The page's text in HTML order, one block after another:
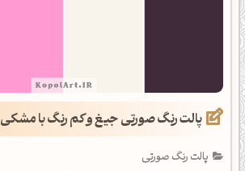
پالت رنگ صورتی جیغ و کم رنگ با مشکی
پالت رنگ صورتی